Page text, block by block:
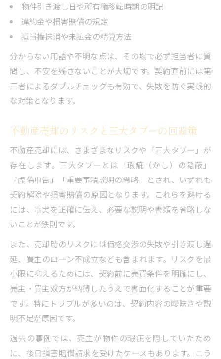
物件引き渡し日や所有権移転時期の明記
違約金や損害賠償の規定
抵当権抹消や未払金の精算方法
分からない用語や不明な点は、その場で必ず担当者に質
問し、不安を残さないことが大切です。契約直前には第
三者によるダブルチェックも有効で、失敗を防ぐ実践的
な対策となります。
不動産売却のリスクと三大タブーの回避策
不動産売却には、さまざまなリスクや「三大タブー」が
存在します。三大タブーとは「瑕疵（かし）の隠蔽」
「虚偽申告」「重要事項説明の省略」とされ、いずれも
契約解除や損害賠償の原因となります。これらを避ける
には、事実を正確に伝え、必要な説明や書類を省略しな
いことが鉄則です。
また、売却時のリスクには価格交渉の失敗や引き渡し遅
延、買主のローン不成立なども含まれます。リスクを最
小限に抑えるためには、契約前に売買条件を明確にし、
売主・買主双方が納得したうえで書面化することが重要
です。特にトラブルが多いのは、契約内容の曖昧さや説
明不足が原因です。
過去の事例では、売主が物件の瑕疵を隠していたため
に、後日損害賠償請求を受けたケースもあります。こう